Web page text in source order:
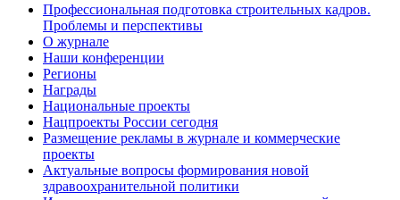
Профессиональная подготовка строительных кадров.
Проблемы и перспективы
О журнале
Наши конференции
Регионы
Награды
Национальные проекты
Нацпроекты России сегодня
Размещение рекламы в журнале и коммерческие
проекты
Актуальные вопросы формирования новой
здравоохранительной политики